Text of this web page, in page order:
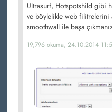
Ultrasurf, Hotspotshild gibi
ve böylelikle web filitrelerini
smoothwall ile başa
19,796 okuma, 24.10.2014